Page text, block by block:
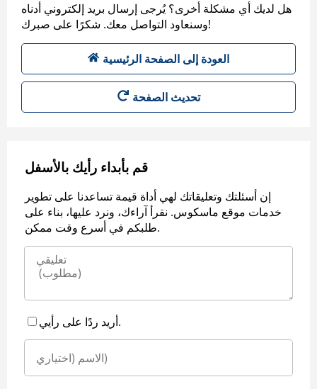
هل لديك أي مشكلة أخرى؟ يُرجى إرسال بريد إلكتروني أدناه
وسنعاود التواصل معك. شكرًا على صبرك!
العودة إلى الصفحة الرئيسية
تحديث الصفحة
قم بأبداء رأيك بالأسفل
إن أسئلتك وتعليقاتك لهي أداة قيمة تساعدنا على تطوير
خدمات موقع ماسكوس. نقرأ آراءك، ونرد عليها، بناء على
طلبكم في أسرع وقت ممكن.
أريد ردًا على رأيي.